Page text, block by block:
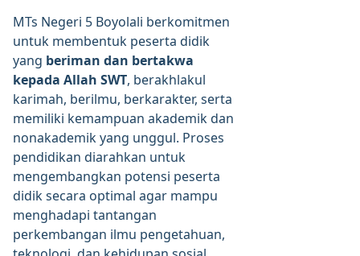
MTs Negeri 5 Boyolali berkomitmen
untuk membentuk peserta didik
yang beriman dan bertakwa
kepada Allah SWT, berakhlakul
karimah, berilmu, berkarakter, serta
memiliki kemampuan akademik dan
nonakademik yang unggul. Proses
pendidikan diarahkan untuk
mengembangkan potensi peserta
didik secara optimal agar mampu
menghadapi tantangan
perkembangan ilmu pengetahuan,